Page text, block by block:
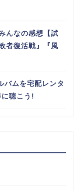
んなの感想【試
者復活戦』『風
バムを宅配レンタ
聴こう!